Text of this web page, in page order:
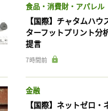
食品・消費財・アパレル
【国際】チャタムハ
ターフットプリント分
提言
7時間前
金融
【国際】ネットゼロ